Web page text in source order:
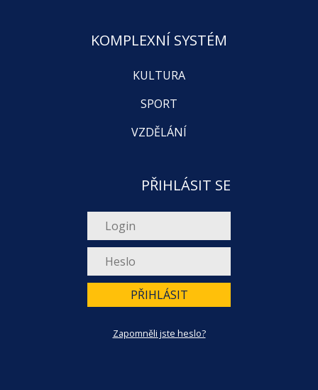
KOMPLEXNÍ SYSTÉM
KULTURA
SPORT
VZDĚLÁNÍ
PŘIHLÁSIT SE
PŘIHLÁSIT
Zapomněli jste heslo?